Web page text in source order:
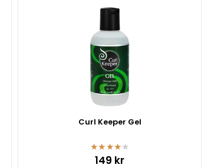
Curl Keeper Gel
★★★★★
149 kr